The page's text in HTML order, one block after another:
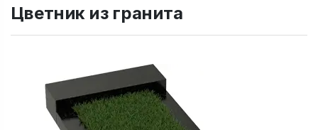
Цветник из гранита